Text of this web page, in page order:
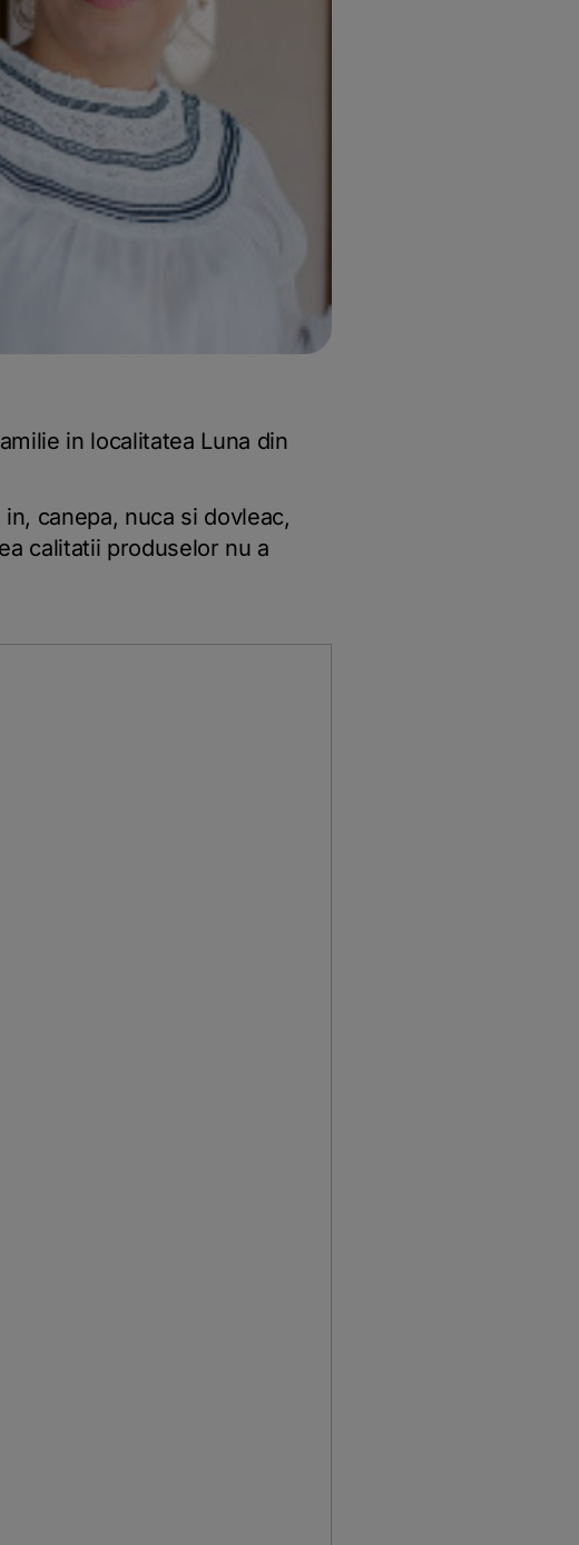
in localitatea Luna din
canepa, nuca si dovleac,
calitatii produselor nu a